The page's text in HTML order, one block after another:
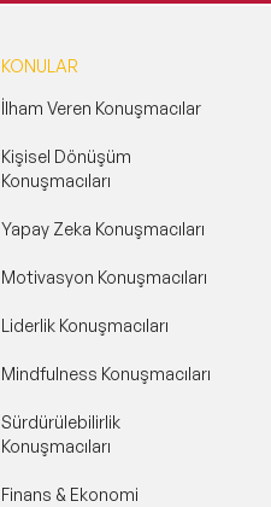
KONULAR
İlham Veren Konuşmacılar
Kişisel Dönüşüm
Konuşmacıları
Yapay Zeka Konuşmacıları
Motivasyon Konuşmacıları
Liderlik Konuşmacıları
Mindfulness Konuşmacıları
Sürdürülebilirlik
Konuşmacıları
Finans & Ekonomi